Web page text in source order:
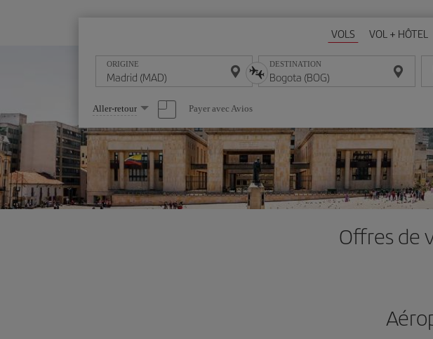
VOLS VOL + HÔTEL
ORIGINE DESTINATION
Sélectionnez
une
option
Aller-retour Payer avec Avios
Offres de